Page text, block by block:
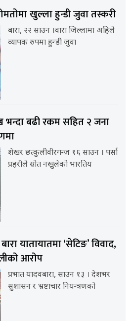
खुल्ला हुन्डी जुवा तस्करी
बारा, २२ साउन ।वारा जिल्लामा अहिले
व्यापक रुपमा हुन्डी जुवा
बढी रकम सहित २ जना
शेखर छत्कुलीवीरगन्ज १६ साउन । पर्सा
प्रहरीले स्रोत नखुलेको भारतिय
यातायातमा ‘सेटिङ’ विवाद,
आरोप
प्रभात यादवबारा, साउन १३ । देशभर
सुशासन र भ्रष्टाचार नियन्त्रणको